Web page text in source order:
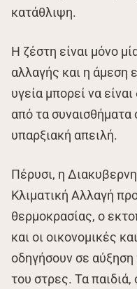
κατάθλιψη.
Η ζέστη είναι μόνο
αλλαγής και η άμεση
υγεία μπορεί να
από τα συναισθήματα
υπαρξιακή απειλή.
Πέρυσι, η
Κλιματική Αλλαγή
θερμοκρασίας, ο
και οι οικονομικές
οδηγήσουν σε αύξηση
του στρες. Τα παιδιά,